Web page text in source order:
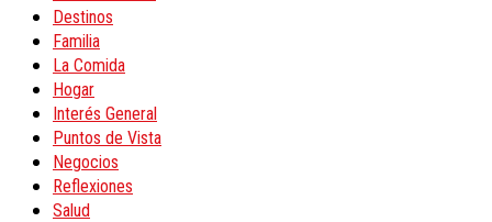
Destinos
Familia
La Comida
Hogar
Interés General
Puntos de Vista
Negocios
Reflexiones
Salud